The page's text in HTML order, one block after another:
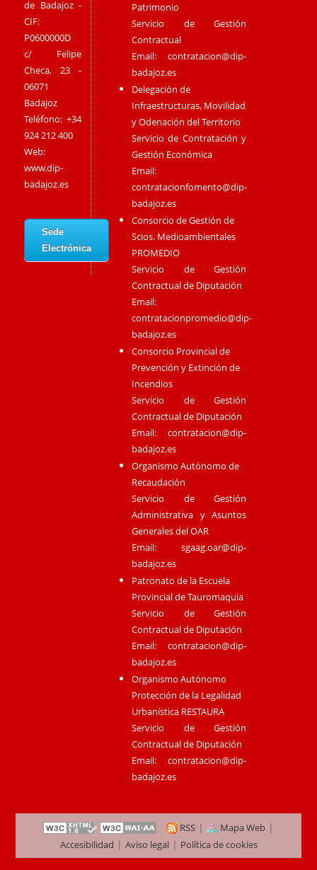
de Badajoz -
CIF:
P0600000D
c/ Felipe
Checa, 23 -
06071
Badajoz
Teléfono: +34
924 212 400
Web:
www.dip-
badajoz.es
Sede
Electrónica
Patrimonio
Servicio de Gestión
Contractual
Email:contratacion@dip-
badajoz.es
Delegación de
Infraestructuras, Movilidad
y Odenación del Territorio
Servicio de Contratación y
Gestión Económica
Email:
contratacionfomento@dip-
badajoz.es
Consorcio de Gestión de
Scios. Medioambientales
PROMEDIO
Servicio de Gestión
Contractual de Diputación
Email:
contratacionpromedio@dip-
badajoz.es
Consorcio Provincial de
Prevención y Extinción de
Incendios
Servicio de Gestión
Contractual de Diputación
Email:contratacion@dip-
badajoz.es
Organismo Autónomo de
Recaudación
Servicio de Gestión
Administrativa y Asuntos
Generales del OAR
Email:sgaag.oar@dip-
badajoz.es
Patronato de la Escuela
Provincial de Tauromaquia
Servicio de Gestión
Contractual de Diputación
Email:contratacion@dip-
badajoz.es
Organismo Autónomo
Protección de la Legalidad
Urbanística RESTAURA
Servicio de Gestión
Contractual de Diputación
Email:contratacion@dip-
badajoz.es
RSS | Mapa Web |
Accesibilidad | Aviso legal| Política de cookies